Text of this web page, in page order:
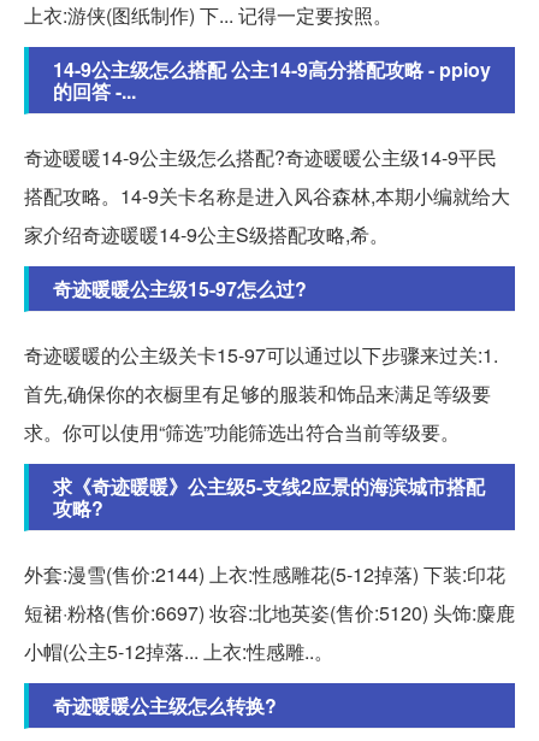
上衣:游侠(图纸制作) 下... 记得一定要按照。
14-9公主级怎么搭配 公主14-9高分搭配攻略 - ppioy
的回答 -...
奇迹暖暖14-9公主级怎么搭配?奇迹暖暖公主级14-9平民
搭配攻略。14-9关卡名称是进入风谷森林,本期小编就给大
家介绍奇迹暖暖14-9公主S级搭配攻略,希。
奇迹暖暖公主级15-97怎么过?
奇迹暖暖的公主级关卡15-97可以通过以下步骤来过关:1.
首先,确保你的衣橱里有足够的服装和饰品来满足等级要
求。你可以使用“筛选”功能筛选出符合当前等级要。
求《奇迹暖暖》公主级5-支线2应景的海滨城市搭配
攻略?
外套:漫雪(售价:2144) 上衣:性感雕花(5-12掉落) 下装:印花
短裙·粉格(售价:6697) 妆容:北地英姿(售价:5120) 头饰:麋鹿
小帽(公主5-12掉落... 上衣:性感雕..。
奇迹暖暖公主级怎么转换?